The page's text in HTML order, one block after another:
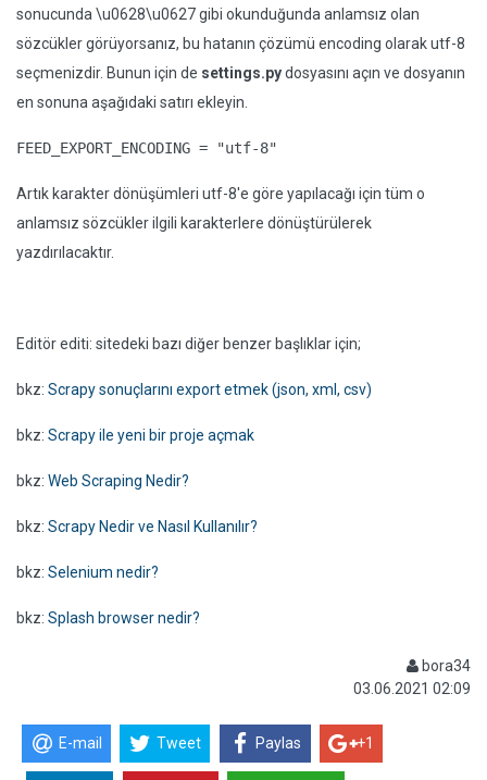
sonucunda \u0628\u0627 gibi okunduğunda anlamsız olan
sözcükler görüyorsanız, bu hatanın çözümü encoding olarak utf-8
seçmenizdir. Bunun için de settings.pydosyasını açın ve dosyanın
en sonuna aşağıdaki satırı ekleyin.
FEED_EXPORT_ENCODING = "utf-8"
Artık karakter dönüşümleri utf-8'e göre yapılacağı için tüm o
anlamsız sözcükler ilgili karakterlere dönüştürülerek
yazdırılacaktır.
Editör editi: sitedeki bazı diğer benzer başlıklar için;
bkz: Scrapy sonuçlarını export etmek (json, xml, csv)
bkz: Scrapy ile yeni bir proje açmak
bkz: Web Scraping Nedir?
bkz: Scrapy Nedir ve Nasıl Kullanılır?
bkz: Selenium nedir?
bkz: Splash browser nedir?
bora34
03.06.2021 02:09
E-mail Tweet Paylas +1